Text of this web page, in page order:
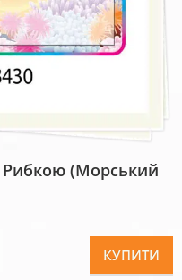
(морський
КУПИТИ